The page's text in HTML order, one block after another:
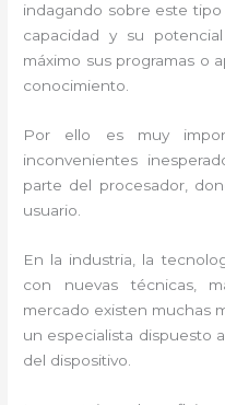
indagando sobre este tipo
capacidad y su
máximo sus programas o
conocimiento.
Por ello es muy
inconvenientes
parte del procesador,
usuario.
En la industria, la
con nuevas técnicas,
mercado existen muchas
un especialista dispuesto
del dispositivo.